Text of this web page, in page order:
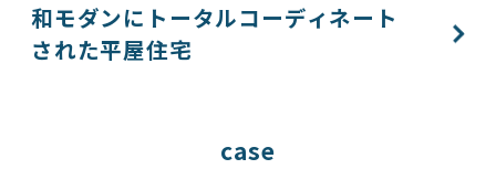
和モダンにトータルコーディネート
された平屋住宅​
case